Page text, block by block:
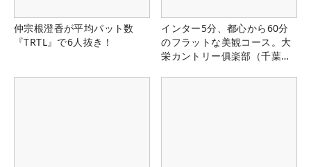
仲宗根澄香が平均パット数
『TRTL』で6人抜き！
インター5分、都心から60分
のフラットな美観コース。大
栄カントリー俱楽部（千葉